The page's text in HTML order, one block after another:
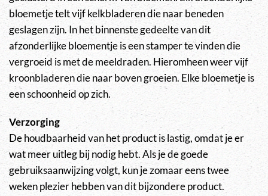
bloemetje telt vijf kelkbladeren die naar beneden
geslagen zijn. In het binnenste gedeelte van dit
afzonderlijke bloementje is een stamper te vinden die
vergroeid is met de meeldraden. Hieromheen weer vijf
kroonbladeren die naar boven groeien. Elke bloemetje is
een schoonheid op zich.
Verzorging
De houdbaarheid van het product is lastig, omdat je er
wat meer uitleg bij nodig hebt. Als je de goede
gebruiksaanwijzing volgt, kun je zomaar eens twee
weken plezier hebben van dit bijzondere product.